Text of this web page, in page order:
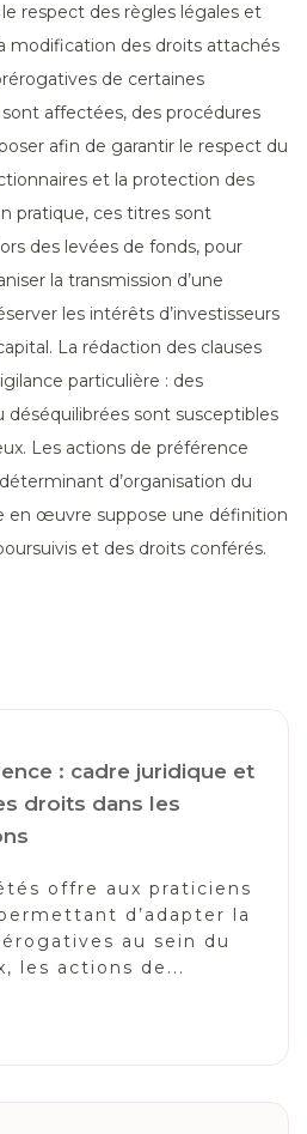
respect des règles légales et
modification des droits attachés
de certaines
affectées, des procédures
afin de garantir le respect du
et la protection des
pratique, ces titres sont
des levées de fonds, pour
la transmission d’une
les intérêts d’investisseurs
La rédaction des clauses
particulière : des
déséquilibrées sont susceptibles
Les actions de préférence
d’organisation du
en œuvre suppose une définition
et des droits conférés.
: cadre juridique et
droits dans les
offre aux praticiens
d’adapter la
au sein du
les actions de...